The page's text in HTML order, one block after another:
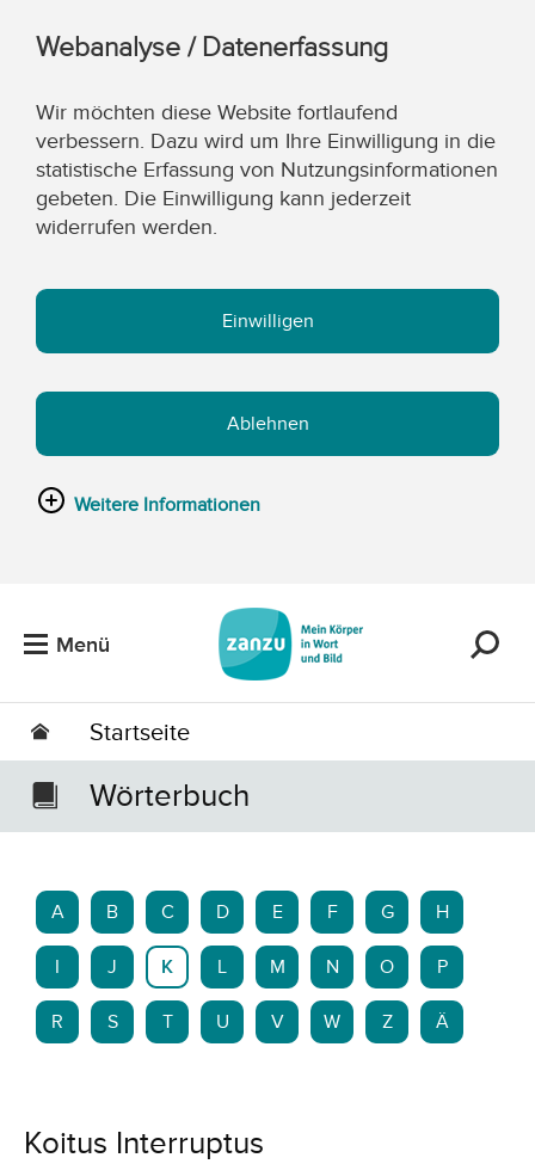
Webanalyse / Datenerfassung
Wir möchten diese Website fortlaufend
verbessern. Dazu wird um Ihre Einwilligung in die
statistische Erfassung von Nutzungsinformationen
gebeten. Die Einwilligung kann jederzeit
widerrufen werden.
Einwilligen
Ablehnen
Weitere Informationen
Menü
Startseite
Wörterbuch
A B C D E F G H
J K L M N O P
R S T U V W Z Ä
Koitus Interruptus